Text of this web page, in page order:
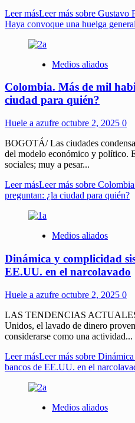
Leer másLeer más sobre Gustavo
Haya convoque una huelga
Medios aliados
Colombia. Más de mil
ciudad para quién?
Huele a azufre octubre 2, 2025 0
BOGOTÁ/ Las ciudades
del modelo económico y político.
sociales; muy a pesar...
Leer másLeer más sobre
preguntan: ¿la ciudad para quién?
Medios aliados
Dinámica y complicidad
EE.UU. en el narcolavado
Huele a azufre octubre 2, 2025 0
LAS TENDENCIAS
Unidos, el lavado de dinero
considerarse como una actividad...
Leer másLeer más sobre
bancos de EE.UU. en el
Medios aliados